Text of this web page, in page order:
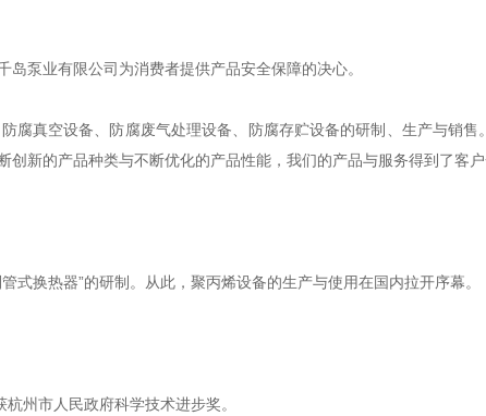
泵业有限公司为消费者提供产品安全保障的决心。
真空设备、防腐废气处理设备、防腐存贮设备的研制、生产与销售
新的产品种类与不断优化的产品性能，我们的产品与服务得到了客户
换热器”的研制。从此，聚丙烯设备的生产与使用在国内拉开序幕。
州市人民政府科学技术进步奖。